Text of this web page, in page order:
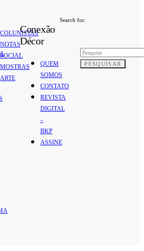
COLUNISTAS
NOTAS
SOCIAL
MOSTRAS
ARTE
Conexão
Décor
QUEM
SOMOS
CONTATO
REVISTA
DIGITAL
–
BKP
ASSINE
Search for:
PESQUISAR